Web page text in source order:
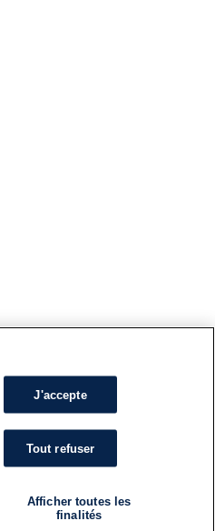
J'accepte
Tout refuser
Afficher toutes les
finalités